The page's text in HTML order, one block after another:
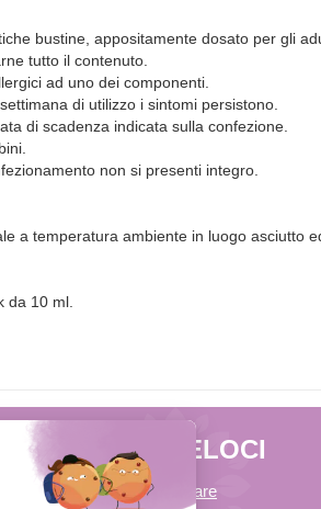
bustine, appositamente dosato per gli
tutto il contenuto.
ad uno dei componenti.
di utilizzo i sintomi persistono.
di scadenza indicata sulla confezione.
non si presenti integro.
a temperatura ambiente in luogo asciutto
da 10 ml.
LINK VELOCI
Come Prenotare